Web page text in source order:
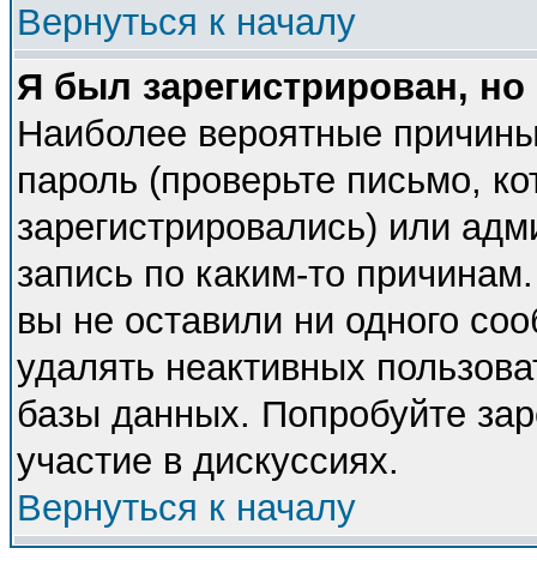
Вернуться к началу
Я был зарегистрирован,
Наиболее вероятные
пароль (проверьте письмо,
зарегистрировались) или
запись по каким-то
вы не оставили ни одного
удалять неактивных
базы данных. Попробуйте
участие в дискуссиях.
Вернуться к началу